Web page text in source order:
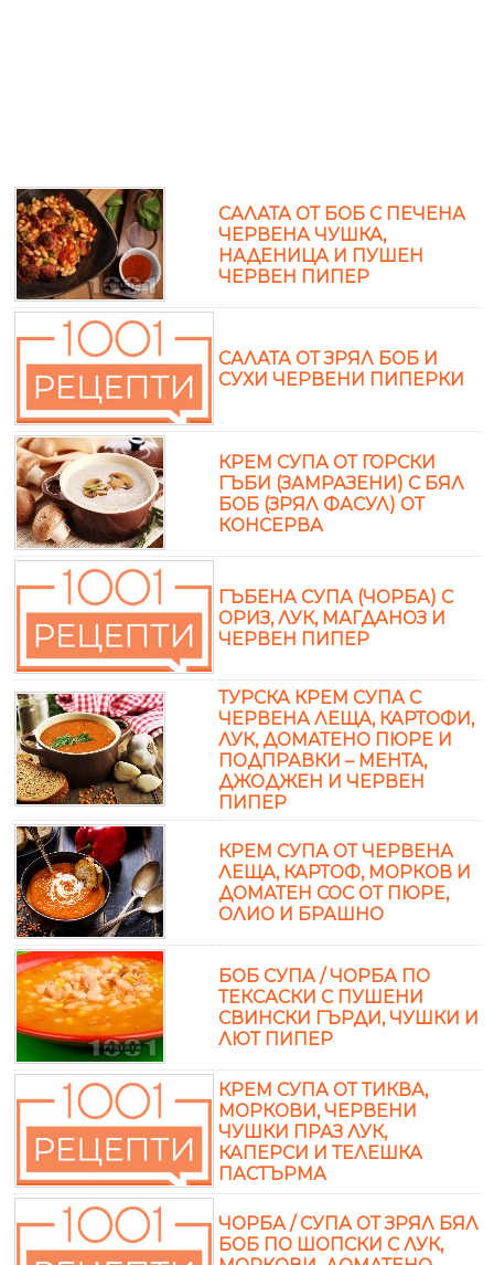
САЛАТА ОТ БОБ С ПЕЧЕНА
ЧЕРВЕНА ЧУШКА,
НАДЕНИЦА И ПУШЕН
ЧЕРВЕН ПИПЕР
САЛАТА ОТ ЗРЯЛ БОБ И
СУХИ ЧЕРВЕНИ ПИПЕРКИ
КРЕМ СУПА ОТ ГОРСКИ
ГЪБИ (ЗАМРАЗЕНИ) С БЯЛ
БОБ (ЗРЯЛ ФАСУЛ) ОТ
КОНСЕРВА
ГЪБЕНА СУПА (ЧОРБА) С
ОРИЗ, ЛУК, МАГДАНОЗ И
ЧЕРВЕН ПИПЕР
ТУРСКА КРЕМ СУПА С
ЧЕРВЕНА ЛЕЩА, КАРТОФИ,
ЛУК, ДОМАТЕНО ПЮРЕ И
ПОДПРАВКИ – МЕНТА,
ДЖОДЖЕН И ЧЕРВЕН
ПИПЕР
КРЕМ СУПА ОТ ЧЕРВЕНА
ЛЕЩА, КАРТОФ, МОРКОВ И
ДОМАТЕН СОС ОТ ПЮРЕ,
ОЛИО И БРАШНО
БОБ СУПА / ЧОРБА ПО
ТЕКСАСКИ С ПУШЕНИ
СВИНСКИ ГЪРДИ, ЧУШКИ И
ЛЮТ ПИПЕР
КРЕМ СУПА ОТ ТИКВА,
МОРКОВИ, ЧЕРВЕНИ
ЧУШКИ ПРАЗ ЛУК,
КАПЕРСИ И ТЕЛЕШКА
ПАСТЪРМА
ЧОРБА / СУПА ОТ ЗРЯЛ БЯЛ
БОБ ПО ШОПСКИ С ЛУК,